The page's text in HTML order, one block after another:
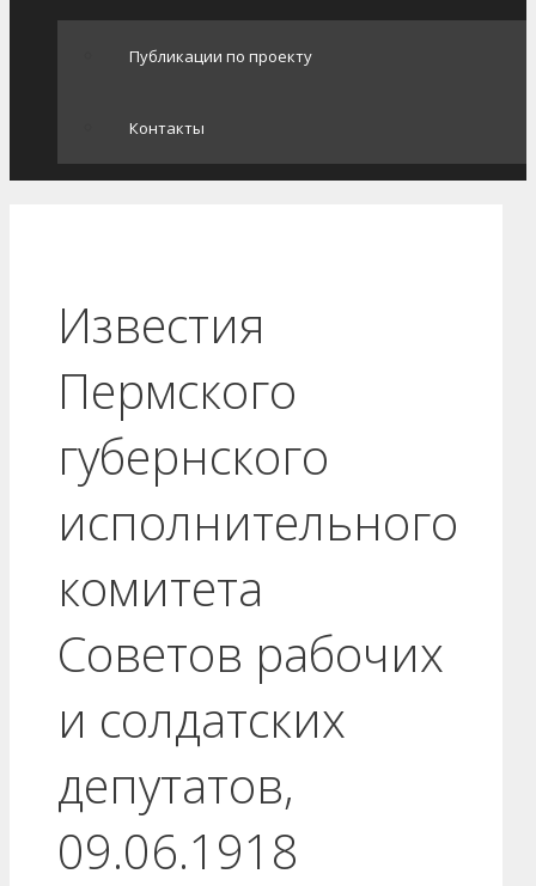
Публикации по проекту
Контакты
Известия
Пермского
губернского
исполнительного
комитета
Советов рабочих
и солдатских
депутатов,
09.06.1918